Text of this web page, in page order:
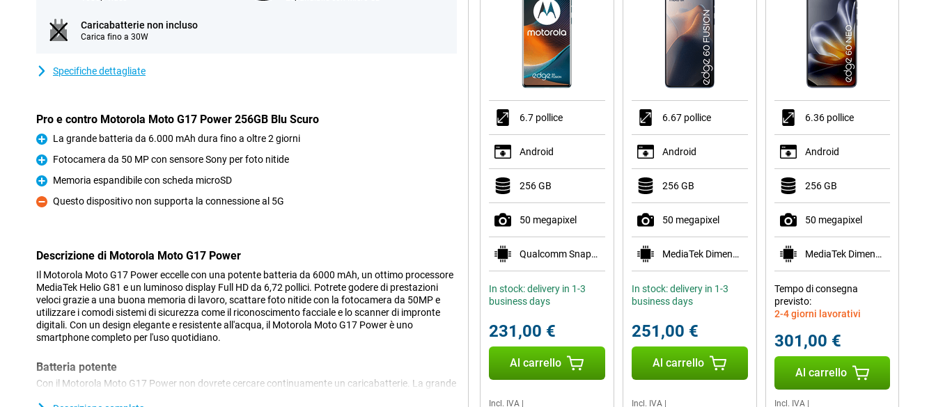
Caricabatterie non incluso
Carica fino a 30W
Specifiche dettagliate
Pro e contro Motorola Moto G17 Power 256GB Blu Scuro
Pro
La grande batteria da 6.000 mAh dura fino a oltre 2 giorni
Pro
Fotocamera da 50 MP con sensore Sony per foto nitide
Pro
Memoria espandibile con scheda microSD
Contro
Questo dispositivo non supporta la connessione al 5G
Descrizione di Motorola Moto G17 Power
Il Motorola Moto G17 Power eccelle con una potente batteria da 6000 mAh, un ottimo processore
MediaTek Helio G81 e un luminoso display Full HD da 6,72 pollici. Potrete godere di prestazioni
veloci grazie a una buona memoria di lavoro, scattare foto nitide con la fotocamera da 50MP e
utilizzare i comodi sistemi di sicurezza come il riconoscimento facciale e lo scanner di impronte
digitali. Con un design elegante e resistente all'acqua, il Motorola Moto G17 Power è uno
smartphone completo per l'uso quotidiano.
Batteria potente
Con il Motorola Moto G17 Power non dovrete cercare continuamente un caricabatterie. La grande
6.7 pollice
Android
256 GB
50 megapixel
Qualcomm Snapdragon 7s Gen 2
In stock: delivery in 1-3
business days
231,00 €
Al carrello
Incl. IVA
6.67 pollice
Android
256 GB
50 megapixel
MediaTek Dimensity 7300
In stock: delivery in 1-3
business days
251,00 €
Al carrello
Incl. IVA|
6.36 pollice
Android
256 GB
50 megapixel
MediaTek Dimensity 7400
Tempo di consegna
previsto:
2-4 giorni lavorativi
301,00 €
Al carrello
Incl. IVA|